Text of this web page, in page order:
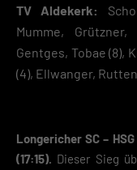
TV Aldekerk:
Mumme,
Gentges, Tobae (8),
(4), Ellwanger, Rutten
Longericher SC –
(17:15). Dieser Sieg